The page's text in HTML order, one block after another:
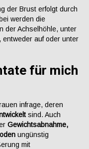
der Brust erfolgt durch
werden die
der Achselhöhle, unter
auf oder unter
für mich
infrage, deren
sind. Auch
Gewichtsabnahme,
ungünstig
mit